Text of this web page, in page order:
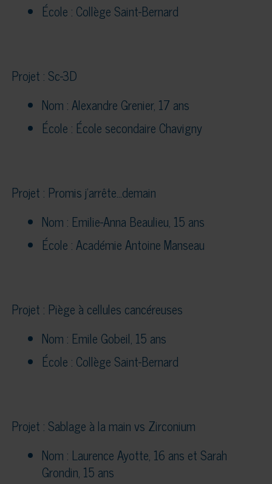
École : Collège Saint-Bernard
Projet : Sc-3D
Nom : Alexandre Grenier, 17 ans
École : École secondaire Chavigny
Projet : Promis j’arrête…demain
Nom : Emilie-Anna Beaulieu, 15 ans
École : Académie Antoine Manseau
Projet : Piège à cellules cancéreuses
Nom : Emile Gobeil, 15 ans
École : Collège Saint-Bernard
Projet : Sablage à la main vs Zirconium
Nom : Laurence Ayotte, 16 ans et Sarah
Grondin, 15 ans